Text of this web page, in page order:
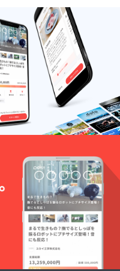
ます。
・本リ
ターン
の内容
を無断
で転
載・公
開する
ことは
禁止で
す。 そ
の他、
お問合
せ等
セージ
機能で
やり取
りさせ
て頂き